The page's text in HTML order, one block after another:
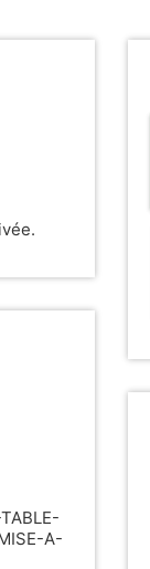
A-